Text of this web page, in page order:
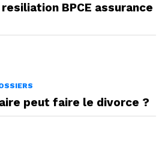
BPCE assurance
peut faire le divorce ?